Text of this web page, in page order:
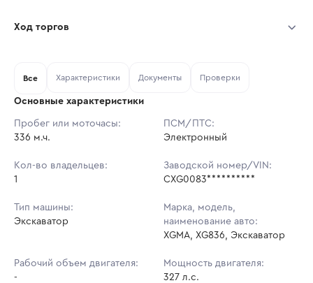
Тип аукциона: Открытые торги
Шаг торгов: 95 380 ₽
Кол-во ставок:
Ход торгов
Ставок не найдено
в аукционах
Все Характеристики Документы Проверки
Основные характеристики
Пробег или моточасы:
336 м.ч.
ПСМ/ПТС:
Электронный
Кол-во владельцев:
1
Заводской номер/VIN:
CXG0083**********
Тип машины:
Экскаватор
Марка, модель,
наименование авто:
XGMA, XG836, Экскаватор
Рабочий объем двигателя:
-
Мощность двигателя:
327 л.с.